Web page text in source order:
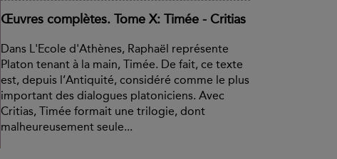
Œuvres complètes. Tome X: Timée - Critias
Dans L'Ecole d'Athènes, Raphaël représente
Platon tenant à la main, Timée. De fait, ce texte
est, depuis l’Antiquité, considéré comme le plus
important des dialogues platoniciens. Avec
Critias, Timée formait une trilogie, dont
malheureusement seule...